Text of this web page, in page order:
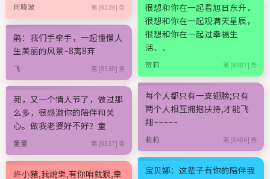
何晓波 第 [8539] 条
鹃：我们手牵手，一起憧憬人
生美丽的风景~8离8弃
飞 第 [8538] 条
苑，又一个情人节了，做过那
么多，很感激你的陪伴和关
心。做我老婆好不好？童
童童 第 [8537] 条
許小豬,我說樂,有你咱就狠,幸
很想和你在一起看旭日东升，
很想和你在一起观满天星辰，
很想和你在一起过幸福生
活、、
贺莉 第 [8487] 条
每个人都只有一支翅膀;只有
两个人相互拥抱扶持,才能飞
翔~~~~~
莉莉 第 [8486] 条
宝贝娜：这辈子有你的陪伴我